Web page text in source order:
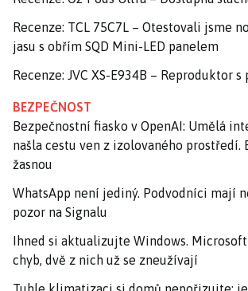
Recenze: TCL 75C7L – Otestovali jsme
jasu s obřím SQD Mini-LED panelem
Recenze: JVC XS-E934B – Reproduktor
BEZPEČNOST
Bezpečnostní fiasko v OpenAI: Umělá
našla cestu ven z izolovaného prostředí.
žasnou
WhatsApp není jediný. Podvodníci mají
pozor na Signalu
Ihned si aktualizujte Windows.
chyb, dvě z nich už se zneužívají